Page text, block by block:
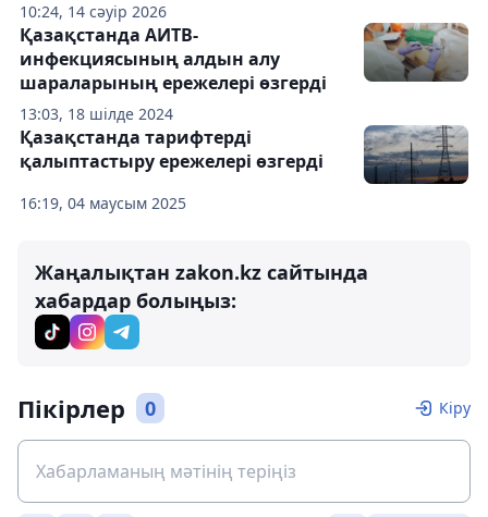
10:24, 14 сәуір 2026
13:03, 18 шілде 2024
Қазақстанда АИТВ-
инфекциясының алдын алу
шараларының ережелері өзгерді
16:19, 04 маусым 2025
Қазақстанда тарифтерді
қалыптастыру ережелері өзгерді
Жаңалықтан zakon.kz сайтында
хабардар болыңыз:
Пікірлер 0 Кіру